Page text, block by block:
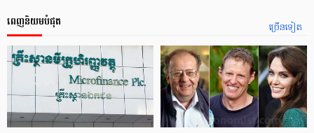
ច្រើនទៀត
ពេញនិយមបំផុត